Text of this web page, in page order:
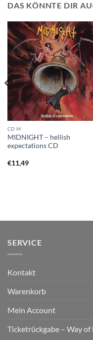
DAS KÖNNTE DIR
CD M
MIDNIGHT – hellish
expectations CD
€11,49
SERVICE
Kontakt
Warenkorb
Mein Account
Ticketrückgabe – Way of